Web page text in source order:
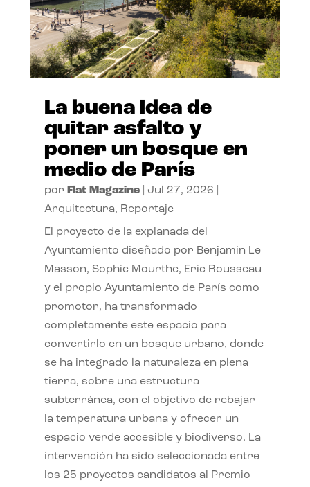
La buena idea de
quitar asfalto y
poner un bosque en
medio de París
por Flat Magazine| Jul 27, 2026
Arquitectura, Reportaje
El proyecto de la explanada del
Ayuntamiento diseñado por Benjamin Le
Masson, Sophie Mourthe, Eric Rousseau
y el propio Ayuntamiento de París como
promotor, ha transformado
completamente este espacio para
convertirlo en un bosque urbano, donde
se ha integrado la naturaleza en plena
tierra, sobre una estructura
subterránea, con el objetivo de rebajar
la temperatura urbana y ofrecer un
espacio verde accesible y biodiverso. La
intervención ha sido seleccionada entre
los 25 proyectos candidatos al Premio